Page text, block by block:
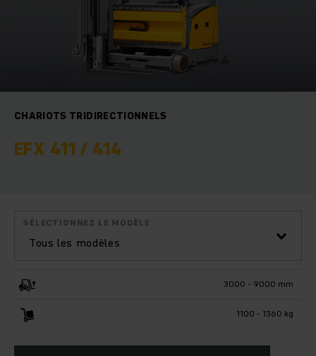
CHARIOTS TRIDIRECTIONNELS
EFX 411 / 414
Tous les modèles
SÉLECTIONNEZ LE MODÈLE
3000 - 9000 mm
1100 - 1360 kg